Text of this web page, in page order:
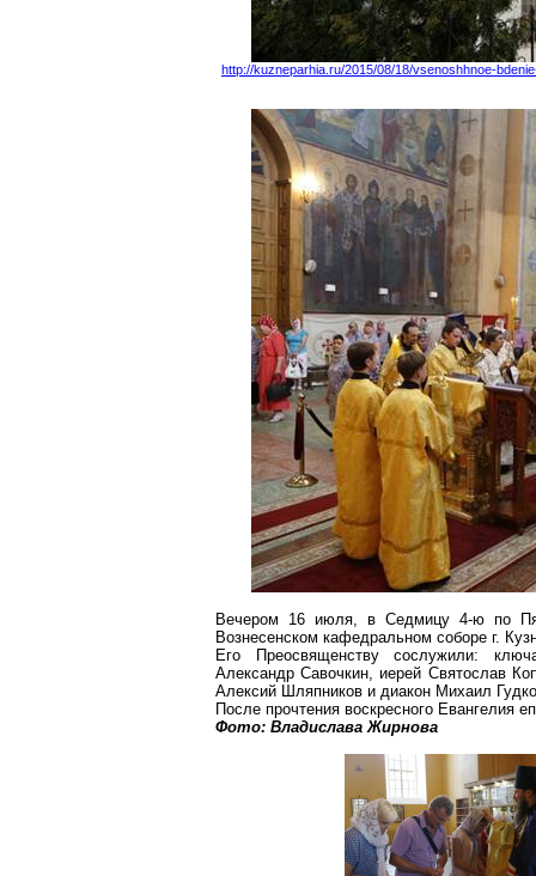
http://kuzneparhia.ru/2015/08/18/vsenoshhnoe-
Вечером 16 июля, в Седмицу 4-ю по
Вознесенском кафедральном соборе г.
Его Преосвященству сослужили:
Александр Савочкин, иерей Святослав
Алексий Шляпников и диакон Михаил
После прочтения воскресного Евангелия
Фото: Владислава Жирнова